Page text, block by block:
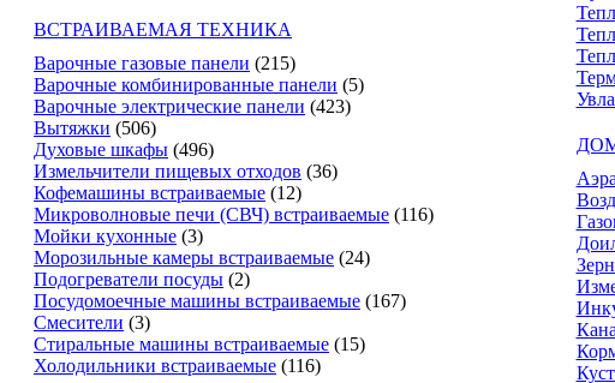
ВСТРАИВАЕМАЯ ТЕХНИКА
Варочные газовые панели (215)
Варочные комбинированные панели (5)
Варочные электрические панели (423)
Вытяжки (506)
Духовые шкафы (496)
Измельчители пищевых отходов (36)
Кофемашины встраиваемые (12)
Микроволновые печи (СВЧ) встраиваемые (116)
Мойки кухонные (3)
Морозильные камеры встраиваемые (24)
Подогреватели посуды (2)
Посудомоечные машины встраиваемые (167)
Смесители (3)
Стиральные машины встраиваемые (15)
Холодильники встраиваемые (116)